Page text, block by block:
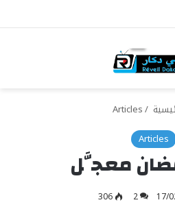
/
Articles
Articles
معجَّل
17/
2
306